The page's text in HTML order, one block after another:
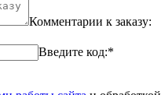
Комментарии к заказу:
Введите код:*